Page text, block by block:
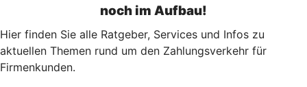
noch im Aufbau!
Hier finden Sie alle Ratgeber, Services und Infos zu
aktuellen Themen rund um den Zahlungsverkehr für
Firmenkunden.